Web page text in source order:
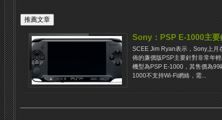
Sony：PSP E-1000主要
SCEE Jim Ryan表示，Sony上月
佈的廉價版PSP主要針對非常年
機型為PSP E-1000，其售價為
1000不支持Wi-Fi網絡，需...